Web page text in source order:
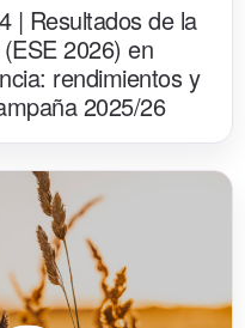
| Resultados de la
2026) en
rendimientos y
2025/26